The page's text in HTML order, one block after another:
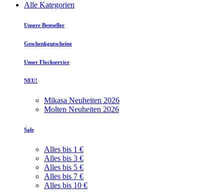
Alle Kategorien
Unsere Bestseller
Geschenkgutscheine
Unser Flockservice
NEU!
Mikasa Neuheiten 2026
Molten Neuheiten 2026
Sale
Alles bis 1 €
Alles bis 3 €
Alles bis 5 €
Alles bis 7 €
Alles bis 10 €